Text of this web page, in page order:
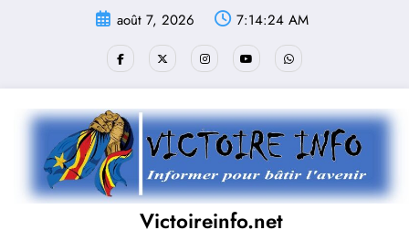
août 7, 2026 7:14:24 AM
Victoireinfo.net